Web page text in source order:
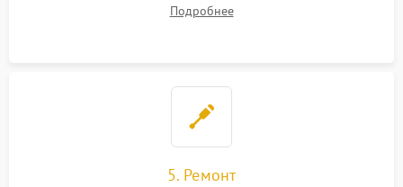
Подробнее
5. Ремонт